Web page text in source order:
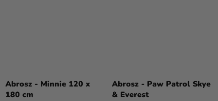
Abrosz - Minnie 120 x
180 cm
Abrosz - Paw Patrol Skye
& Everest